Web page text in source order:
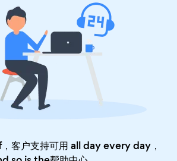
客户支持可用 all day every day，